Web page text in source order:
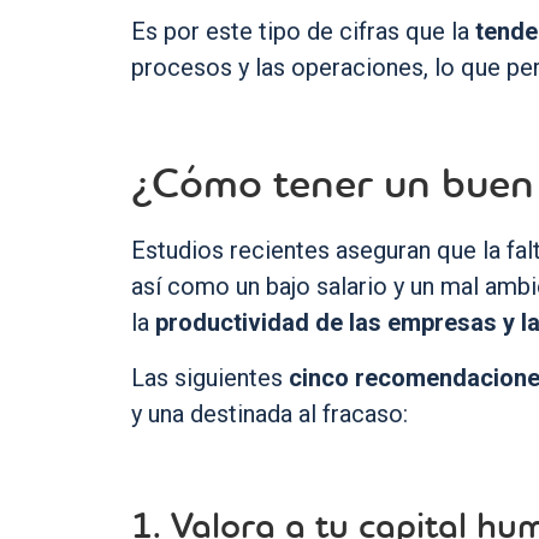
Es por este tipo de cifras que la
procesos y las operaciones, lo que
¿Cómo tener un
Estudios recientes aseguran que la
así como un bajo salario y un mal
la productividad de las empresas y
Las siguientes cinco
y una destinada al fracaso:
1. Valora a tu capital